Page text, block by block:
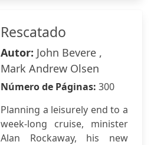
Rescatado
Autor: John Bevere ,
Mark Andrew Olsen
Número de Páginas: 300
Planning a leisurely end to a
week-long cruise, minister
Alan Rockaway, his new